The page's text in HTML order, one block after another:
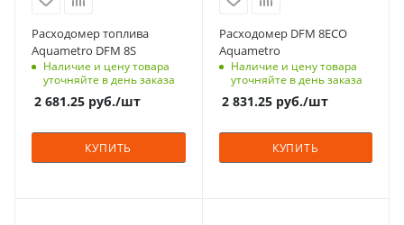
Расходомер топлива
Aquametro DFM 8S
Наличие и цену товара
уточняйте в день заказа
2 681.25 руб./шт
КУПИТЬ
Расходомер DFM 8ECO
Aquametro
Наличие и цену товара
уточняйте в день заказа
2 831.25руб./шт
КУПИТЬ